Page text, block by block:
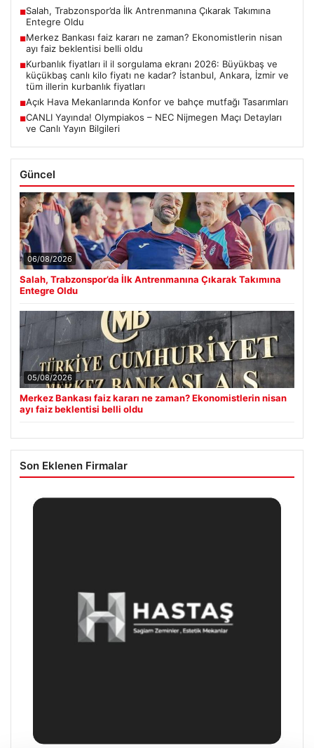
■Salah, Trabzonspor’da İlk Antrenmanına Çıkarak Takımına
Entegre Oldu
■Merkez Bankası faiz kararı ne zaman? Ekonomistlerin nisan
ayı faiz beklentisi belli oldu
■Kurbanlık fiyatları il il sorgulama ekranı 2026: Büyükbaş ve
küçükbaş canlı kilo fiyatı ne kadar? İstanbul, Ankara, İzmir ve
tüm illerin kurbanlık fiyatları
■Açık Hava Mekanlarında Konfor ve bahçe mutfağı Tasarımları
■CANLI Yayında! Olympiakos – NEC Nijmegen Maçı Detayları
ve Canlı Yayın Bilgileri
Güncel
06/08/2026
Salah, Trabzonspor’da İlk Antrenmanına Çıkarak Takımına
Entegre Oldu
05/08/2026
Merkez Bankası faiz kararı ne zaman? Ekonomistlerin nisan
ayı faiz beklentisi belli oldu
Son Eklenen Firmalar